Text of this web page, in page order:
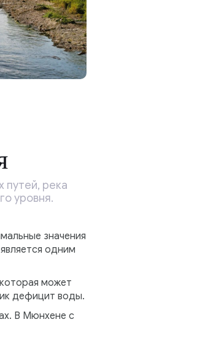
река
уровня.
значения
одним
может
дефицит воды.
В Мюнхене с